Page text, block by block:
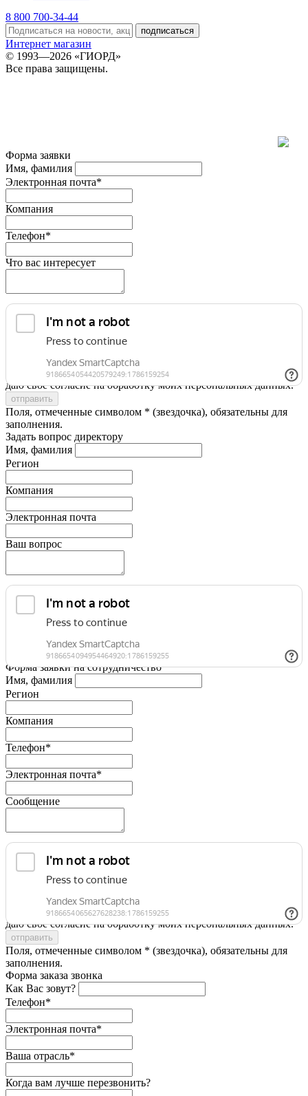
8 800 700-34-44
подписаться
Интернет магазин
© 1993—2026 «ГИОРД»
Все права защищены.
Форма заявки
Имя, фамилия
Электронная почта*
Компания
Телефон*
Что вас интересует
Я принимаю условияПолитики конфиденциальности
даю свое согласие на обработку моих персональных данных.
Поля, отмеченные символом * (звездочка), обязательны для
заполнения.
Задать вопрос директору
Имя, фамилия
Регион
Компания
Электронная почта
Ваш вопрос
Форма заявки на сотрудничество
Имя, фамилия
Регион
Компания
Телефон*
Электронная почта*
Сообщение
Я принимаю условияПолитики конфиденциальности
даю свое согласие на обработку моих персональных данных.
Поля, отмеченные символом * (звездочка), обязательны для
заполнения.
Форма заказа звонка
Как Вас зовут?
Телефон*
Электронная почта*
Ваша отрасль*
Когда вам лучше перезвонить?